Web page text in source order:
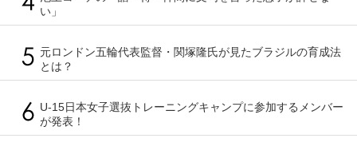
い」
元ロンドン五輪代表監督・関塚隆氏が見たブラジルの育成法
とは？
U-15日本女子選抜トレーニングキャンプに参加するメンバー
が発表！